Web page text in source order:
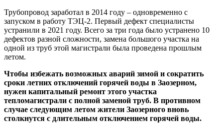
Трубопровод заработал в 2014 году – одновременно с
запуском в работу ТЭЦ-2. Первый дефект специалисты
устранили в 2021 году. Всего за три года было устранено 10
дефектов разной сложности, замена большого участка на
одной из труб этой магистрали была проведена прошлым
летом.
Чтобы избежать возможных аварий зимой и сократить
сроки летних отключений горячей воды в Заозерном,
нужен капитальный ремонт этого участка
тепломагистрали с полной заменой труб. В противном
случае следующим летом жители Заозерного вновь
столкнутся с длительным отключением горячей воды.